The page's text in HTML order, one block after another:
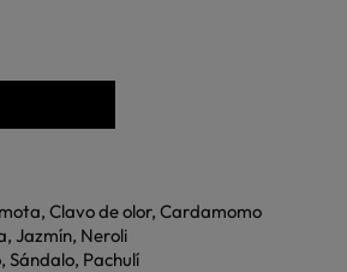
Clavo de olor, Cardamomo
Jazmín, Neroli
Sándalo, Pachulí